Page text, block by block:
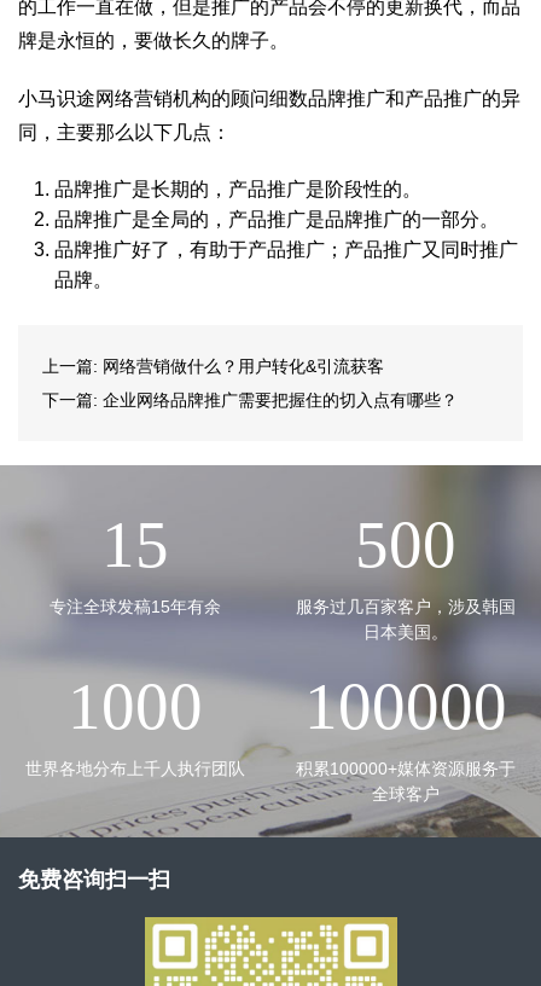
的工作一直在做，但是推广的产品会不停的更新换代，而品
牌是永恒的，要做长久的牌子。
小马识途网络营销机构的顾问细数品牌推广和产品推广的异
同，主要那么以下几点：
品牌推广是长期的，产品推广是阶段性的。
品牌推广是全局的，产品推广是品牌推广的一部分。
品牌推广好了，有助于产品推广；产品推广又同时推广
品牌。
上一篇: 网络营销做什么？用户转化&引流获客
下一篇: 企业网络品牌推广需要把握住的切入点有哪些？
15
专注全球发稿15年有余
500
服务过几百家客户，涉及韩国
日本美国。
1000
世界各地分布上千人执行团队
100000
积累100000+媒体资源服务于
全球客户
免费咨询扫一扫